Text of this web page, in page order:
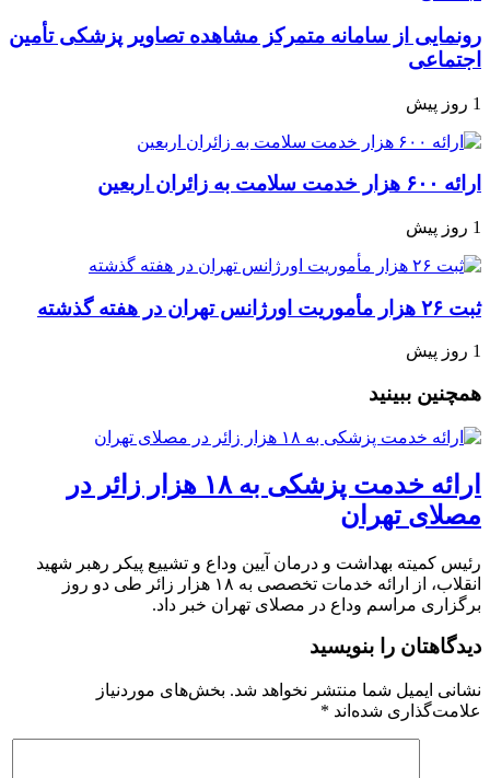
رونمایی از سامانه متمرکز مشاهده تصاویر پزشکی تأمین
اجتماعی
1 روز پیش
ارائه ۶۰۰ هزار خدمت سلامت به زائران اربعین
1 روز پیش
ثبت ۲۶ هزار مأموریت اورژانس تهران در هفته گذشته
1 روز پیش
همچنین ببینید
ارائه خدمت پزشکی به ۱۸ هزار زائر در
مصلای تهران
رئیس کمیته بهداشت و درمان آیین وداع و تشییع پیکر رهبر شهید
انقلاب، از ارائه خدمات تخصصی به ۱۸ هزار زائر طی دو روز
برگزاری مراسم وداع در مصلای تهران خبر داد.
دیدگاهتان را بنویسید
نشانی ایمیل شما منتشر نخواهد شد. بخش‌های موردنیاز
علامت‌گذاری شده‌اند *